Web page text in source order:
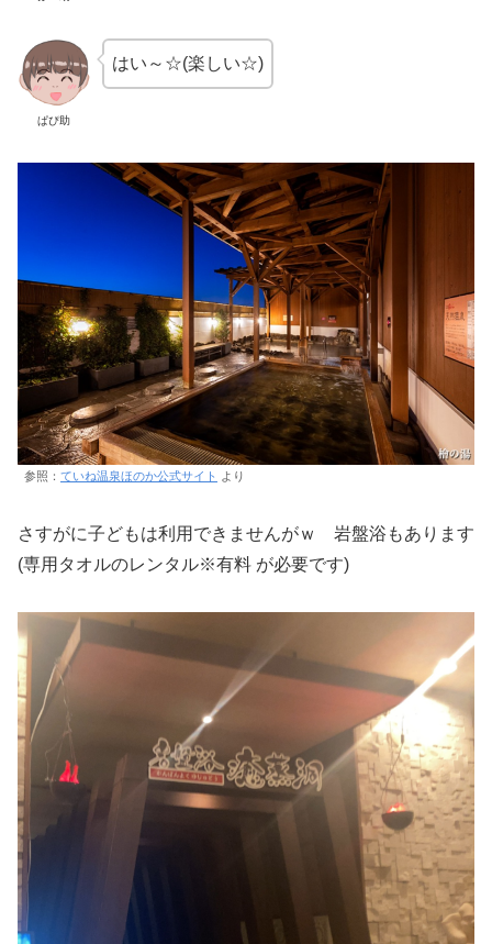
ぱぴ助
はい～☆(楽しい☆)
参照： ていね温泉ほのか公式サイト より
さすがに子どもは利用できませんがｗ 岩盤浴もあります
(専用タオルのレンタル※有料 が必要です)